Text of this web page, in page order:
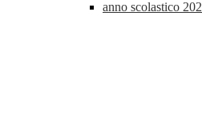
anno scolastico